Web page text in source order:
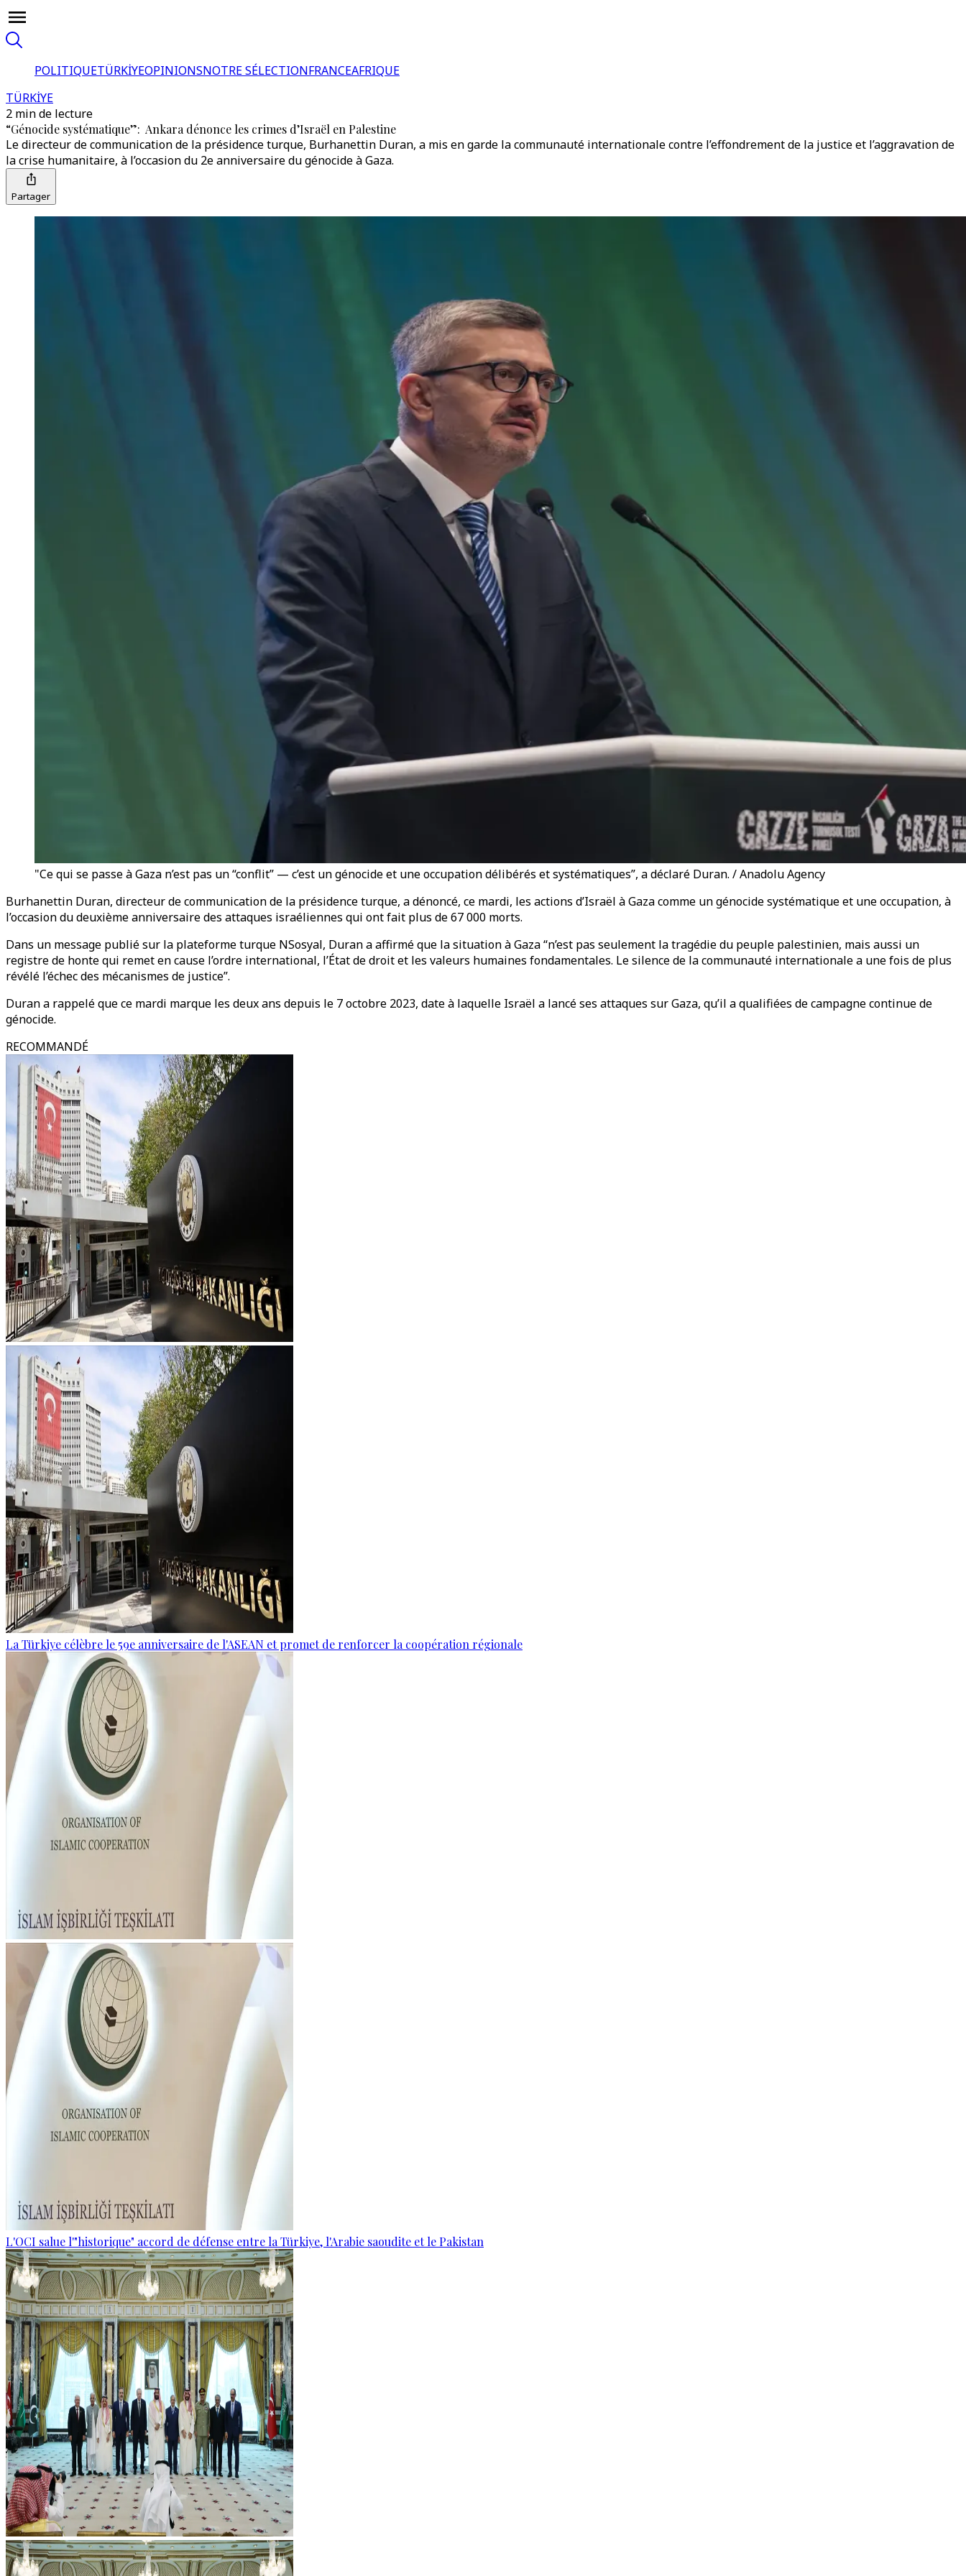
POLITIQUETÜRKİYEOPINIONSNOTRE SÉLECTIONFRANCEAFRIQUE
TÜRKİYE
2 min de lecture
“Génocide systématique”: Ankara dénonce les crimes d’Israël en Palestine
Le directeur de communication de la présidence turque, Burhanettin Duran, a mis en garde la communauté internationale contre l’effondrement de la justice et l’aggravation de
la crise humanitaire, à l’occasion du 2e anniversaire du génocide à Gaza.
Partager
"Ce qui se passe à Gaza n’est pas un “conflit” — c’est un génocide et une occupation délibérés et systématiques”, a déclaré Duran. / Anadolu Agency
Burhanettin Duran, directeur de communication de la présidence turque, a dénoncé, ce mardi, les actions d’Israël à Gaza comme un génocide systématique et une occupation, à
l’occasion du deuxième anniversaire des attaques israéliennes qui ont fait plus de 67 000 morts.
Dans un message publié sur la plateforme turque NSosyal, Duran a affirmé que la situation à Gaza “n’est pas seulement la tragédie du peuple palestinien, mais aussi un
registre de honte qui remet en cause l’ordre international, l’État de droit et les valeurs humaines fondamentales. Le silence de la communauté internationale a une fois de plus
révélé l’échec des mécanismes de justice”.
Duran a rappelé que ce mardi marque les deux ans depuis le 7 octobre 2023, date à laquelle Israël a lancé ses attaques sur Gaza, qu’il a qualifiées de campagne continue de
génocide.
RECOMMANDÉ
La Türkiye célèbre le 59e anniversaire de l'ASEAN et promet de renforcer la coopération régionale
L'OCI salue l'"historique" accord de défense entre la Türkiye, l'Arabie saoudite et le Pakistan